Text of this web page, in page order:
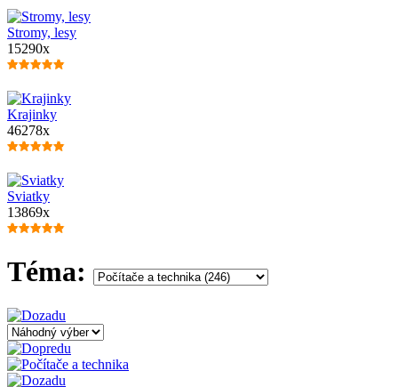
Stromy, lesy
15290x
Krajinky
46278x
Sviatky
13869x
Téma: